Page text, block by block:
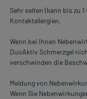
Sehr selten (kann bis zu
Kontaktallergien.
Wenn bei Ihnen
DuoAktiv Schmerzgel
verschwinden die
Meldung von
Wenn Sie